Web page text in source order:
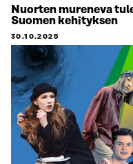
Nuorten mureneva
Suomen kehityksen
30.10.2025